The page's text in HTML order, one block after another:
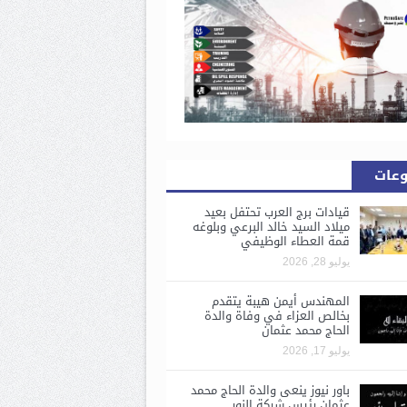
قيادات برج العرب تحتفل بعيد
ميلاد السيد خالد البرعي وبلوغه
قمة العطاء الوظيفي
يوليو 28, 2026
المهندس أيمن هيبة يتقدم
بخالص العزاء في وفاة والدة
الحاج محمد عثمان
يوليو 17, 2026
باور نيوز ينعى والدة الحاج محمد